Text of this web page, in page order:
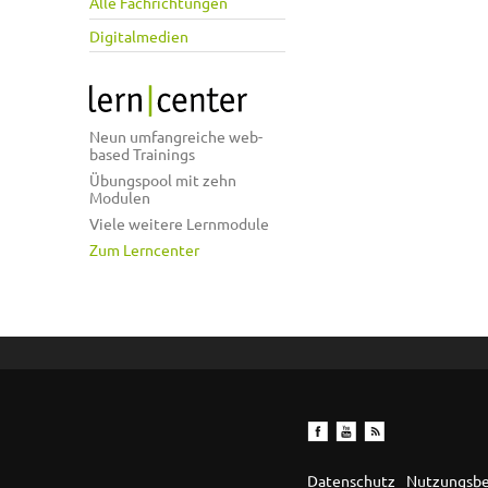
Digitalmedien
Neun umfangreiche web-
based Trainings
Übungspool mit zehn
Modulen
Viele weitere Lernmodule
Zum Lerncenter
Datenschutz